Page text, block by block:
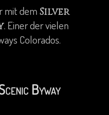
mit dem Silver
. Einer der vielen
Colorados.
Byway